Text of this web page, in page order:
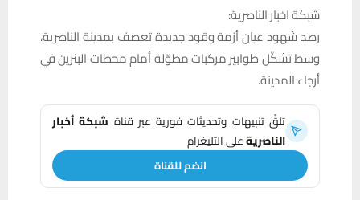
شبكة اخبار الناصرية:
رصد شهود عيان أزمة وقود جديدة تعصف بمدينة الناصرية،
وسط تشكّل طوابير مركبات مطوّلة أمام محطات البنزين في
أرجاء المدينة.
تلقَّ تنبيهات وتحديثات فورية عبر قناة شبكة أخبار
الناصريةعلى التليغرام
انضم للقناة